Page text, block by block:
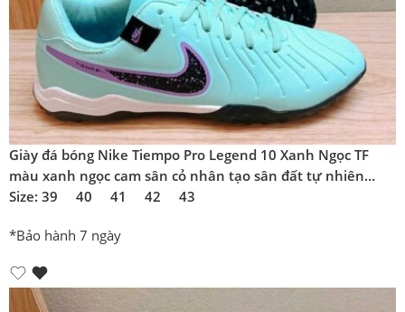
Giày đá bóng Nike Tiempo Pro Legend 10 Xanh Ngọc TF
màu xanh ngọc cam sân cỏ nhân tạo sân đất tự nhiên
đinh thấp
Size: 39 40 41 42 43
*Bảo hành 7 ngày